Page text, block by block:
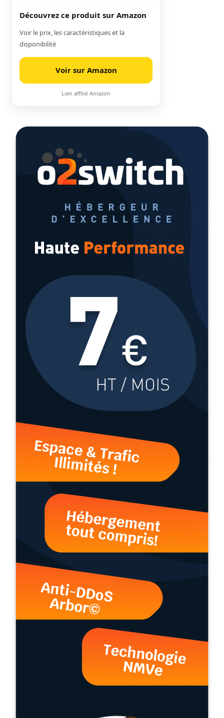
Découvrez ce produit sur Amazon
Voir le prix, les caractéristiques et la
disponibilité
Voir sur Amazon
Lien affilié Amazon